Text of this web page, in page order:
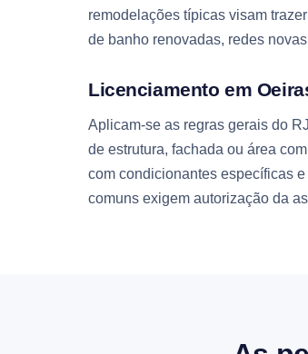
remodelações típicas visam
de banho renovadas, redes
Licenciamento em
Aplicam-se as regras gerais do
de estrutura, fachada ou área
com condicionantes específicas
comuns exigem autorização da